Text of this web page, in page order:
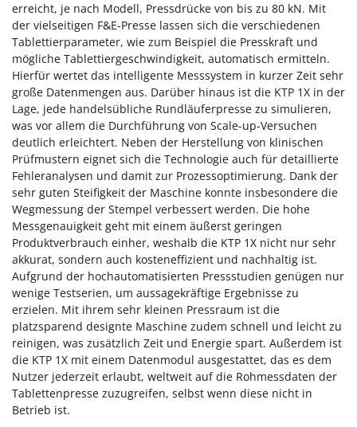
erreicht, je nach Modell, Pressdrücke von bis zu 80 kN. Mit
der vielseitigen F&E-Presse lassen sich die verschiedenen
Tablettierparameter, wie zum Beispiel die Presskraft und
mögliche Tablettiergeschwindigkeit, automatisch ermitteln.
Hierfür wertet das intelligente Messsystem in kurzer Zeit sehr
große Datenmengen aus. Darüber hinaus ist die KTP 1X in der
Lage, jede handelsübliche Rundläuferpresse zu simulieren,
was vor allem die Durchführung von Scale-up-Versuchen
deutlich erleichtert. Neben der Herstellung von klinischen
Prüfmustern eignet sich die Technologie auch für detaillierte
Fehleranalysen und damit zur Prozessoptimierung. Dank der
sehr guten Steifigkeit der Maschine konnte insbesondere die
Wegmessung der Stempel verbessert werden. Die hohe
Messgenauigkeit geht mit einem äußerst geringen
Produktverbrauch einher, weshalb die KTP 1X nicht nur sehr
akkurat, sondern auch kosteneffizient und nachhaltig ist.
Aufgrund der hochautomatisierten Pressstudien genügen nur
wenige Testserien, um aussagekräftige Ergebnisse zu
erzielen. Mit ihrem sehr kleinen Pressraum ist die
platzsparend designte Maschine zudem schnell und leicht zu
reinigen, was zusätzlich Zeit und Energie spart. Außerdem ist
die KTP 1X mit einem Datenmodul ausgestattet, das es dem
Nutzer jederzeit erlaubt, weltweit auf die Rohmessdaten der
Tablettenpresse zuzugreifen, selbst wenn diese nicht in
Betrieb ist.